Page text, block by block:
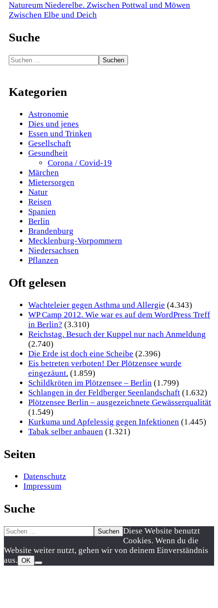
Beitragsnavigation
Natureum Niederelbe. Zwischen Pottwal und Möwen
Zwischen Elbe und Deich
Suche
Suchen
Kategorien
Astronomie
Dies und jenes
Essen und Trinken
Gesellschaft
Gesundheit
Corona / Covid-19
Märchen
Mietersorgen
Natur
Reisen
Spanien
Berlin
Brandenburg
Mecklenburg-Vorpommern
Niedersachsen
Pflanzen
Oft gelesen
Wachteleier gegen Asthma und Allergie (4.343)
WP Camp 2012. Wie war es auf dem WordPress Treff
in Berlin? (3.310)
Reichstag. Besuch der Kuppel nur nach Anmeldung
(2.740)
Die Erde ist doch eine Scheibe (2.396)
Eis betreten verboten! Der Plötzensee wurde
eingezäunt. (1.859)
Schildkröten im Plötzensee – Berlin (1.799)
Schlangen in der Feldberger Seenlandschaft (1.632)
Plötzensee Berlin – ausgezeichnete Gewässerqualität
(1.549)
Kurkuma und Apfelessig gegen Infektionen (1.445)
Tabak selber anbauen (1.321)
Seiten
Datenschutz
Impressum
Suche
Suchen
Nach
oben
scrollen
Diese Website benutzt
Cookies. Wenn du die
Website weiter nutzt, gehen wir von deinem Einverständnis
aus. OK